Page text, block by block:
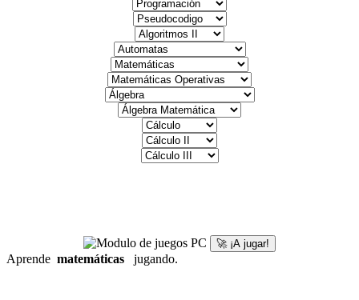
🚀 ¡A jugar!
Aprende matemáticas jugando.